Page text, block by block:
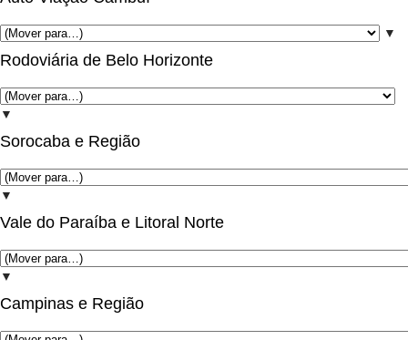
▼
Rodoviária de Belo Horizonte
▼
Sorocaba e Região
▼
Vale do Paraíba e Litoral Norte
▼
Campinas e Região